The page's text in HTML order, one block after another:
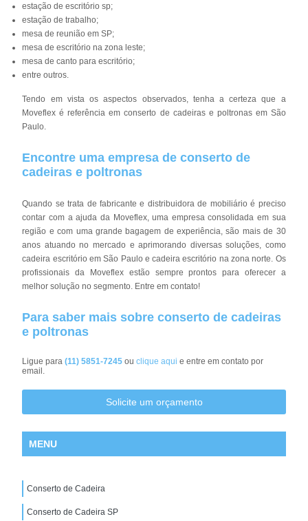
estação de escritório sp;
estação de trabalho;
mesa de reunião em SP;
mesa de escritório na zona leste;
mesa de canto para escritório;
entre outros.
Tendo em vista os aspectos observados, tenha a certeza que a
Moveflex é referência em conserto de cadeiras e poltronas em São
Paulo.
Encontre uma empresa de conserto de
cadeiras e poltronas
Quando se trata de fabricante e distribuidora de mobiliário é preciso
contar com a ajuda da Moveflex, uma empresa consolidada em sua
região e com uma grande bagagem de experiência, são mais de 30
anos atuando no mercado e aprimorando diversas soluções, como
cadeira escritório em São Paulo e cadeira escritório na zona norte. Os
profissionais da Moveflex estão sempre prontos para oferecer a
melhor solução no segmento. Entre em contato!
Para saber mais sobre conserto de cadeiras
e poltronas
Ligue para(11) 5851-7245ouclique aqui e entre em contato por
email.
Solicite um orçamento
MENU
Conserto de Cadeira
Conserto de Cadeira SP